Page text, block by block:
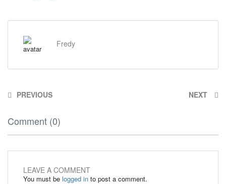
Fredy
PREVIOUS NEXT
Comment (0)
LEAVE A COMMENT
You must be logged in to post a comment.